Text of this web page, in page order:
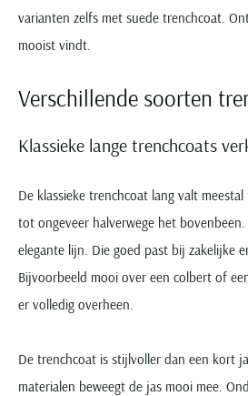
varianten zelfs met suede trenchcoat.
mooist vindt.
Verschillende soorten
Klassieke lange trenchcoats
De klassieke trenchcoat lang valt
tot ongeveer halverwege het
elegante lijn. Die goed past bij zakelijke
Bijvoorbeeld mooi over een colbert of
er volledig overheen.
De trenchcoat is stijlvoller dan een kort
materialen beweegt de jas mooi mee.